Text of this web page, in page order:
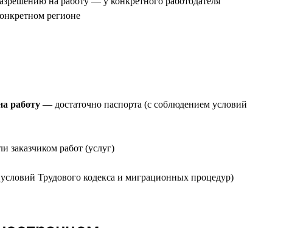
регионе
работу — достаточно паспорта (с соблюдением условий
заказчиком работ (услуг)
Трудового кодекса и миграционных процедур)